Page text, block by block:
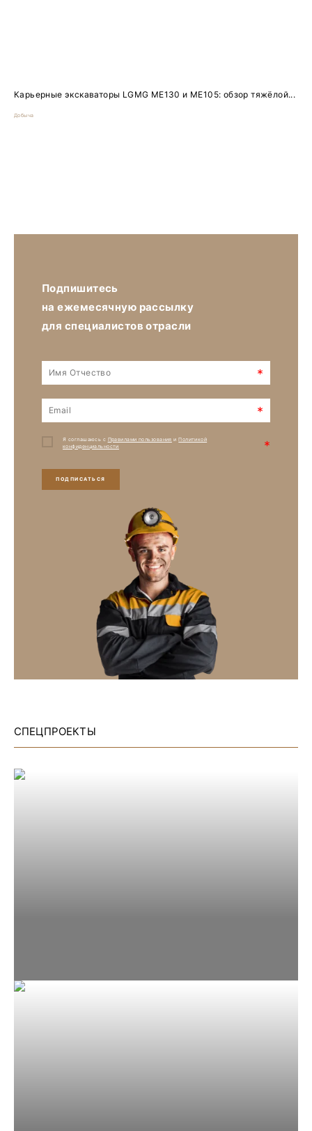
Карьерные экскаваторы LGMG ME130 и ME105: обзор тяжёлой...
Добыча
Подпишитесь
на ежемесячную рассылку
для специалистов отрасли
*
*
Я соглашаюсь с Правилами пользования иПолитикой
конфиденциальности
*
ПОДПИСАТЬСЯ
СПЕЦПРОЕКТЫ